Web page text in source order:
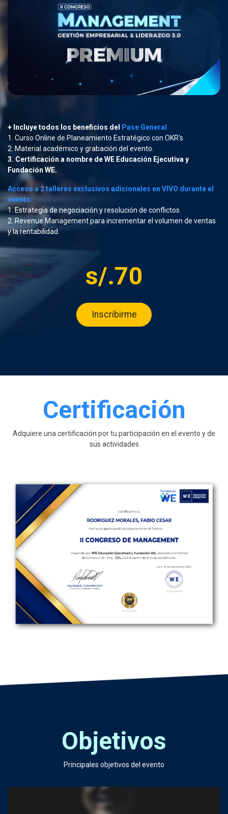
+ Incluye todos los beneficios del
Pase General
1. Curso Online de Planeamiento Estratégico con OKR's.
2. Material académico y grabación del evento.
3. Certificación a nombre de WE Educación Ejecutiva y
Fundación WE.
Acceso a 2 talleres exclusivos adicionales en VIVO durante el
evento:
1. Estrategia de negociación y resolución de conflictos.
2. Revenue Management para incrementar el volumen de ventas
y la rentabilidad.
s/.70
Inscribirme
Certificación
Adquiere una certificación por tu participación en el evento y de
sus actividades
Objetivos
Principales objetivos del evento